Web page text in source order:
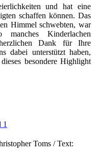
und hat eine
schaffen können. Das
Himmel schwebten, war
Kinderlachen
Dank für Ihre
dabei unterstützt haben,
besondere Highlight
Toms / Text: